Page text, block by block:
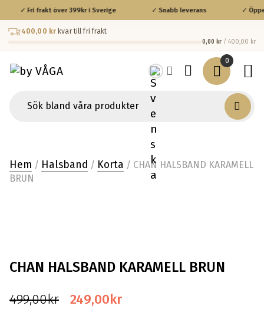
✓ Fri frakt över 399kr i Sverige ✓ Snabb leverans ✓
400,00 kr kvar till fri frakt
0,00 kr / 400,00 kr
0
Hem / Halsband / Korta / CHAN HALSBAND KARAMELL
BRUN
CHAN HALSBAND KARAMELL BRUN
499,00kr
Det
249,00krDet